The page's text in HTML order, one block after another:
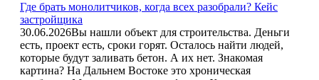
Где брать монолитчиков, когда всех разобрали? Кейс
застройщика
30.06.2026Вы нашли объект для строительства. Деньги
есть, проект есть, сроки горят. Осталось найти людей,
которые будут заливать бетон. А их нет. Знакомая
картина? На Дальнем Востоке это хроническая